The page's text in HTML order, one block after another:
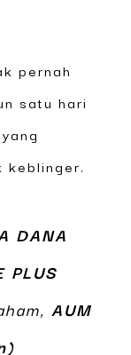
pernah
satu hari
keblinger.
DANA
PLUS
AUM